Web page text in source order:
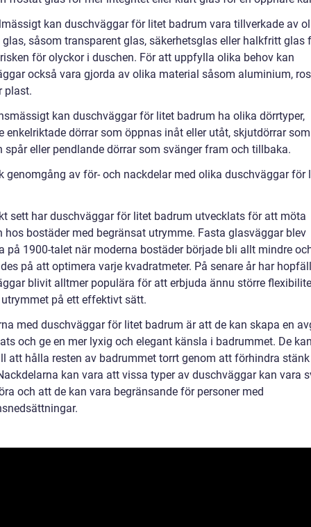
kan duschväggar för litet badrum vara tillverkade av
glas, såsom transparent glas, säkerhetsglas eller halkfritt glas
för olyckor i duschen. För att uppfylla olika behov kan
också vara gjorda av olika material såsom aluminium,
plast.
kan duschväggar för litet badrum ha olika dörrtyper,
enkelriktade dörrar som öppnas inåt eller utåt, skjutdörrar
spår eller pendlande dörrar som svänger fram och tillbaka.
genomgång av för- och nackdelar med olika duschväggar för
sett har duschväggar för litet badrum utvecklats för att möta
hos bostäder med begränsat utrymme. Fasta glasväggar blev
på 1900-talet när moderna bostäder började bli allt mindre
på att optimera varje kvadratmeter. På senare år har
blivit alltmer populära för att erbjuda ännu större
på ett effektivt sätt.
med duschväggar för litet badrum är att de kan skapa en
och ge en mer lyxig och elegant känsla i badrummet. De
att hålla resten av badrummet torrt genom att förhindra
kan vara att vissa typer av duschväggar kan vara
och att de kan vara begränsande för personer med